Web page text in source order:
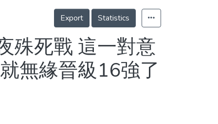
Export Statistics
殊死戰 這一對意
無緣晉級16強了